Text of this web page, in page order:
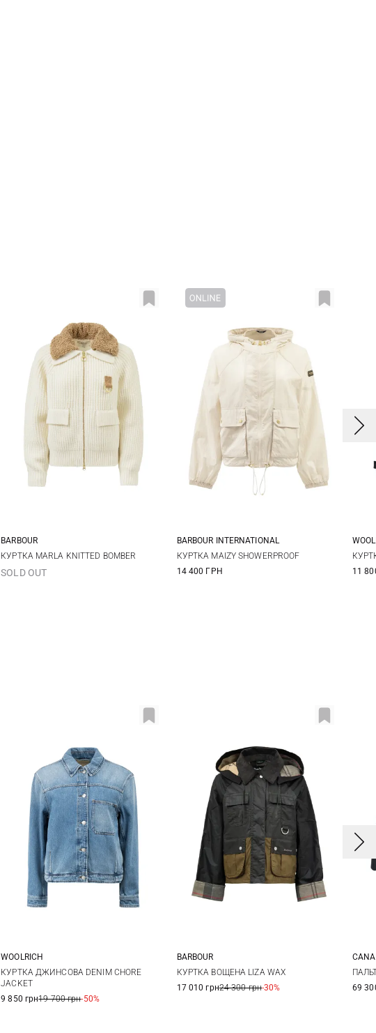
8 10 12
BARBOUR
КУРТКА MARLA KNITTED BOMBER
SOLD OUT
8 10 12
BARBOUR INTERNATIONAL
КУРТКА MAIZY SHOWERPROOF
14 400 ГРН
11
XS S M
WOOLRICH
КУРТКА ДЖИНСОВА DENIM CHORE
JACKET
9 850 грн19 700 грн-50%
8 10 12
BARBOUR
КУРТКА ВОЩЕНА LIZA WAX
17 010 грн24 300 грн-30%
69